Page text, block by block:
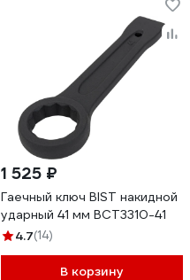
1 525 ₽
Гаечный ключ BIST накидной
ударный 41 мм BCT3310-41
4.7(14)
В корзину